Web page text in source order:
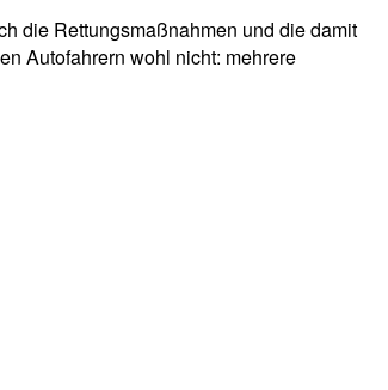
die Rettungsmaßnahmen und die damit
Autofahrern wohl nicht: mehrere